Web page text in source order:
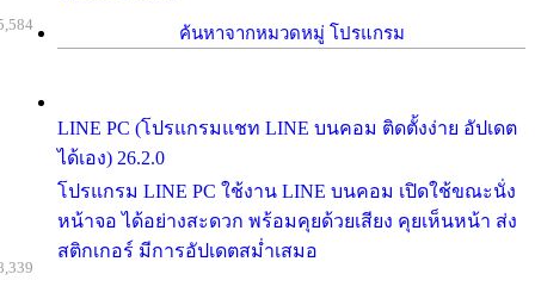
ค้นหาจากหมวดหมู่ โปรแกรม
LINE PC (โปรแกรมแชท LINE บนคอม ติดตั้งง่าย อัปเดต
ได้เอง) 26.2.0
โปรแกรม LINE PC ใช้งาน LINE บนคอม เปิดใช้ขณะนั่ง
หน้าจอ ได้อย่างสะดวก พร้อมคุยด้วยเสียง คุยเห็นหน้า ส่ง
สติกเกอร์ มีการอัปเดตสม่ำเสมอ